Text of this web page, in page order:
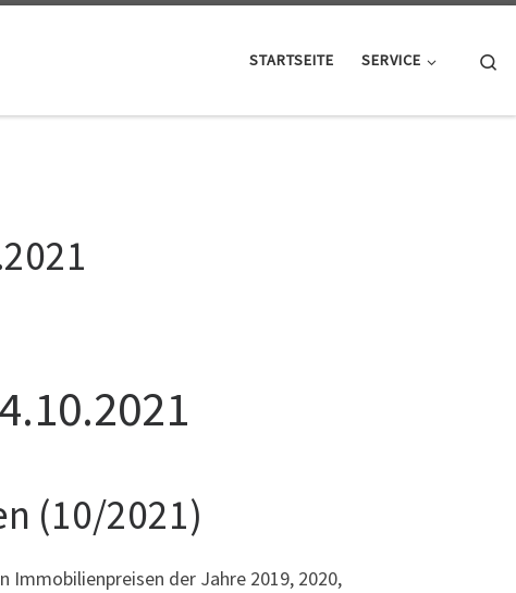
STARTSEITE SERVICE
(10/2021)
der Jahre 2019, 2020,